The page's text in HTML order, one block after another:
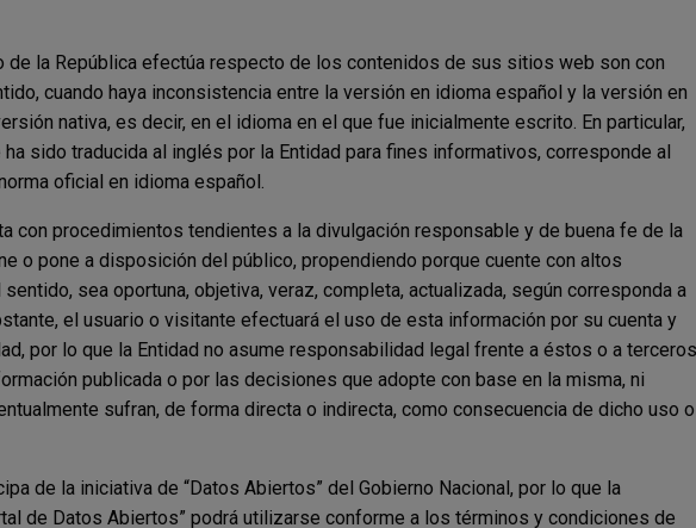
de la República efectúa respecto de los contenidos de sus sitios web son con
cuando haya inconsistencia entre la versión en idioma español y la versión en
nativa, es decir, en el idioma en el que fue inicialmente escrito. En particular,
sido traducida al inglés por la Entidad para fines informativos, corresponde al
oficial en idioma español.
con procedimientos tendientes a la divulgación responsable y de buena fe de la
o pone a disposición del público, propendiendo porque cuente con altos
sea oportuna, objetiva, veraz, completa, actualizada, según corresponda a
el usuario o visitante efectuará el uso de esta información por su cuenta y
por lo que la Entidad no asume responsabilidad legal frente a éstos o a terceros
publicada o por las decisiones que adopte con base en la misma, ni
sufran, de forma directa o indirecta, como consecuencia de dicho uso o
de la iniciativa de “Datos Abiertos” del Gobierno Nacional, por lo que la
de Datos Abiertos” podrá utilizarse conforme a los términos y condiciones de